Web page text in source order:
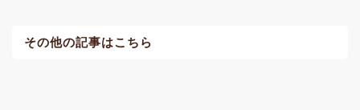
その他の記事はこちら